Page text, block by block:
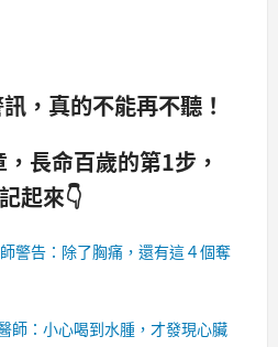
，真的不能再不聽！
長命百歲的第1步，
起來👇
警告：除了胸痛，還有這４個奪
師：小心喝到水腫，才發現心臟